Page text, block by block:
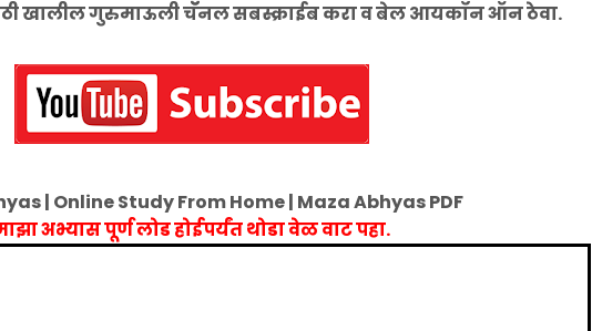
खालील गुरुमाऊली चॅॅनल सबस्क्राईब करा व बेल आयकॉन ऑन ठेवा.
| Online Study From Home | Maza Abhyas PDF
अभ्यास पूर्ण लोड होईपर्यंत थोडा वेळ वाट पहा.